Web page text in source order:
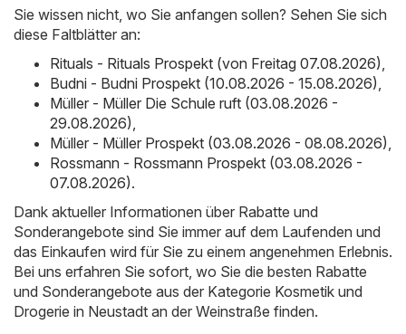
Sie wissen nicht, wo Sie anfangen sollen? Sehen Sie sich
diese Faltblätter an:
Rituals - Rituals Prospekt (von Freitag 07.08.2026),
Budni - Budni Prospekt (10.08.2026 - 15.08.2026),
Müller - Müller Die Schule ruft (03.08.2026 -
29.08.2026),
Müller - Müller Prospekt (03.08.2026 - 08.08.2026),
Rossmann - Rossmann Prospekt (03.08.2026 -
07.08.2026).
Dank aktueller Informationen über Rabatte und
Sonderangebote sind Sie immer auf dem Laufenden und
das Einkaufen wird für Sie zu einem angenehmen Erlebnis.
Bei uns erfahren Sie sofort, wo Sie die besten Rabatte
und Sonderangebote aus der Kategorie Kosmetik und
Drogerie in Neustadt an der Weinstraße finden.